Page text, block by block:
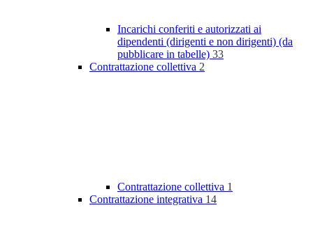
Incarichi conferiti e autorizzati ai
dipendenti (dirigenti e non dirigenti) (da
pubblicare in tabelle) 33
Contrattazione collettiva 2
Contrattazione collettiva 1
Contrattazione integrativa 14